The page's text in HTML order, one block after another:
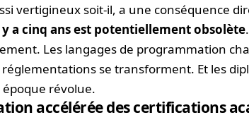
vertigineux soit-il, a une conséquence
y a cinq ans est potentiellement obsolète
Les langages de programmation
se transforment. Et les
époque révolue.
accélérée des certifications